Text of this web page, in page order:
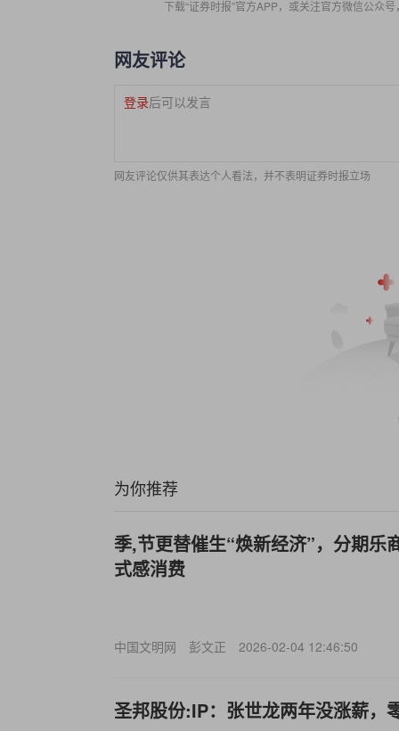
下载“证券时报”官方APP，或关注官方微信公众
网友评论
登录后可以发言
网友评论仅供其表达个人看法，并不表明证券时报立场
为你推荐
季,节更替催生“焕新经济”，分期乐
式感消费
中国文明网 彭文正 2026-02-04 12:46:50
圣邦股份:IP：张世龙两年没涨薪，